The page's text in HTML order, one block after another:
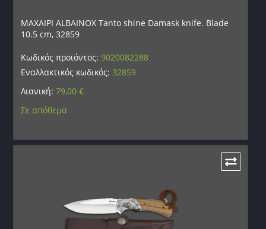
ΜΑΧΑΙΡΙ ALBAINOX Tanto shine Damask knife. Blade
10.5 cm, 32859
Κωδικός προϊόντος:9020082288
Εναλλακτικός κωδικός: 32859
Λιανική:79,00€
Σε απόθεμα